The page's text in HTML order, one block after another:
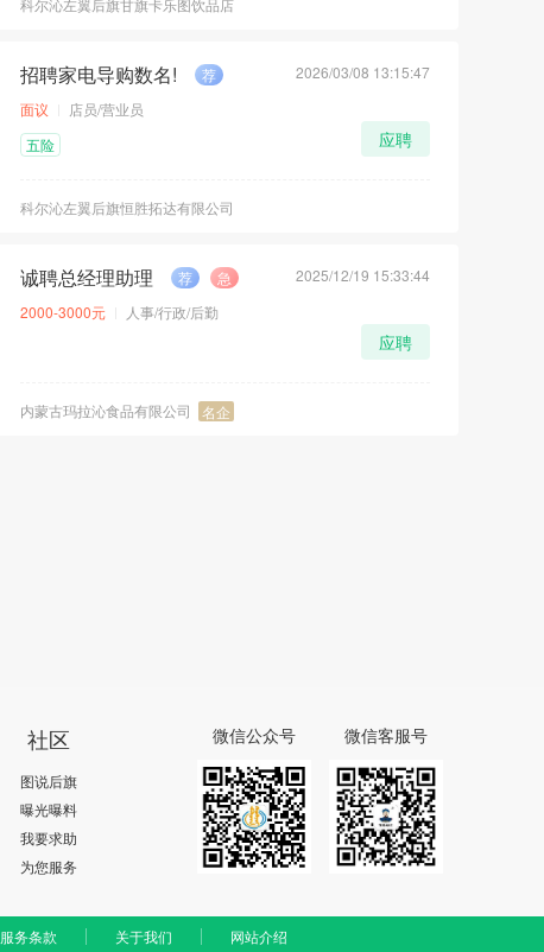
科尔沁左翼后旗甘旗卡乐图饮品店
2026/03/08 13:15:47
招聘家电导购数名!
荐
面议
店员/营业员
应聘
五险
科尔沁左翼后旗恒胜拓达有限公司
2025/12/19 15:33:44
诚聘总经理助理 荐
急
2000-3000元
人事/行政/后勤
应聘
内蒙古玛拉沁食品有限公司 名企
社区
图说后旗
曝光曝料
我要求助
为您服务
微信公众号 微信客服号
服务条款 关于我们 网站介绍